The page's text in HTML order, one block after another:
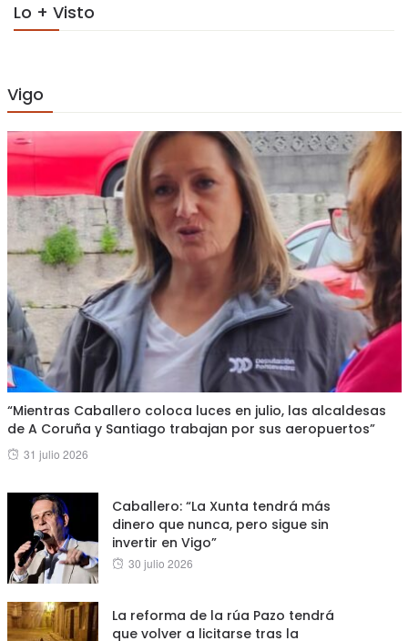
Lo + Visto
Vigo
“Mientras Caballero coloca luces en julio, las alcaldesas
de A Coruña y Santiago trabajan por sus aeropuertos”
Posted
31 julio 2026
Caballero: “La Xunta tendrá más
dinero que nunca, pero sigue sin
invertir en Vigo”
Posted
30 julio 2026
La reforma de la rúa Pazo tendrá
que volver a licitarse tras la